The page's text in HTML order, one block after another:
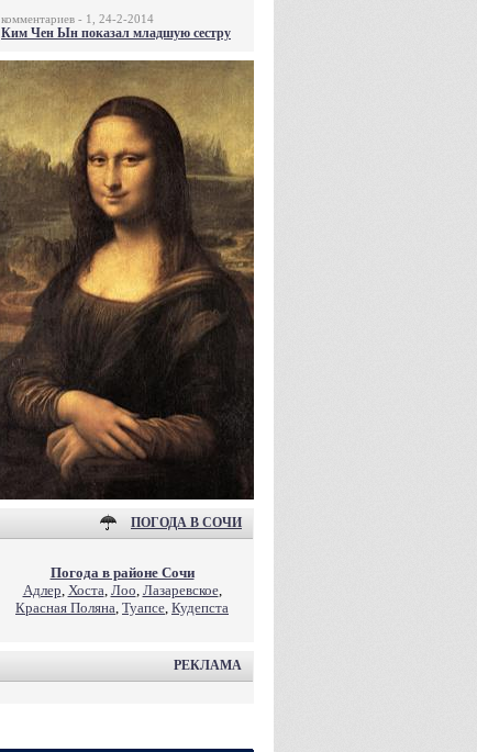
комментариев - 1, 24-2-2014
Ким Чен Ын показал младшую сестру
ПОГОДА В СОЧИ
Погода в районе Сочи
Адлер, Хоста, Лоо, Лазаревское,
Красная Поляна, Туапсе, Кудепста
РЕКЛАМА